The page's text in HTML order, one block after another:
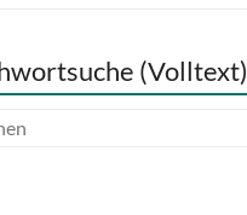
(Volltext)